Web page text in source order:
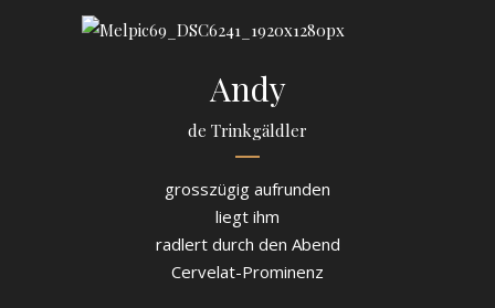
Andy
de Trinkgäldler
grosszügig aufrunden
liegt ihm
radlert durch den Abend
Cervelat-Prominenz